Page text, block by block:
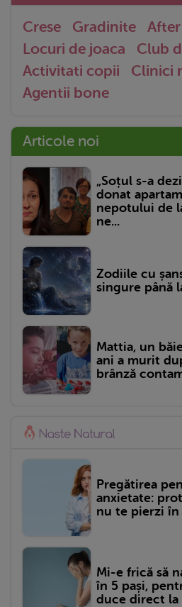
Crese Gradinite
Locuri de joaca
Club
Activitati copii
Clinici
Agentii bone
Articole noi
„Soțul s-a
donat
nepotului de
ne...
Zodiile cu
singure până
Mattia, un
ani a murit
brânză
Pregătirea
anxietate:
nu te pierzi în
Mi-e frică să
în 5 pași,
duce direct la